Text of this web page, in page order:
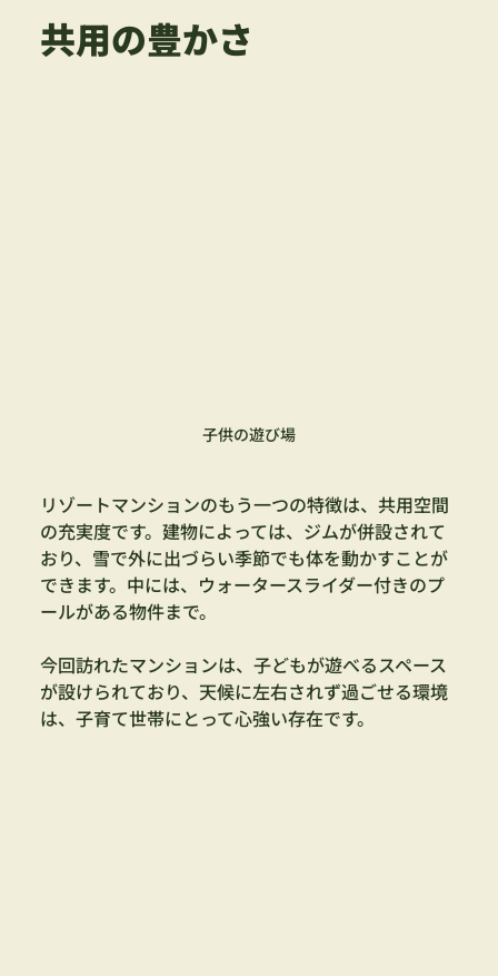
共用の豊かさ
子供の遊び場
リゾートマンションのもう一つの特徴は、共用空間
の充実度です。建物によっては、ジムが併設されて
おり、雪で外に出づらい季節でも体を動かすことが
できます。中には、ウォータースライダー付きのプ
ールがある物件まで。
今回訪れたマンションは、子どもが遊べるスペース
が設けられており、天候に左右されず過ごせる環境
は、子育て世帯にとって心強い存在です。